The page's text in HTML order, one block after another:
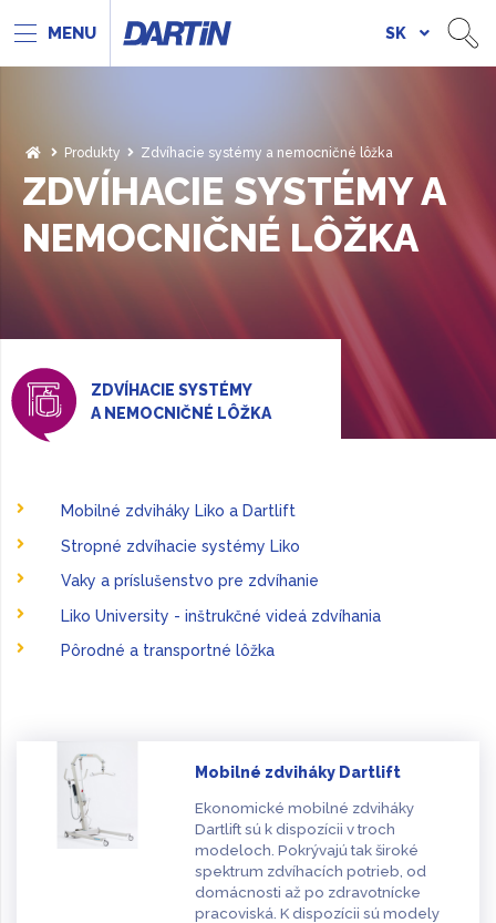
SK
Produkty Zdvíhacie systémy a nemocničné lôžka
ZDVÍHACIE SYSTÉMY A
NEMOCNIČNÉ LÔŽKA
ZDVÍHACIE SYSTÉMY
A NEMOCNIČNÉ LÔŽKA
Mobilné zdviháky Dartlift
Ekonomické mobilné zdviháky
Dartlift sú k dispozícii v troch
modeloch. Pokrývajú tak široké
spektrum zdvíhacích potrieb, od
domácnosti až po zdravotnícke
pracoviská. K dispozícii sú modely
Mobilné zdviháky Liko a Dartlift
Stropné zdvíhacie systémy Liko
Vaky a príslušenstvo pre zdvíhanie
Liko University - inštrukčné videá zdvíhania
Pôrodné a transportné lôžka